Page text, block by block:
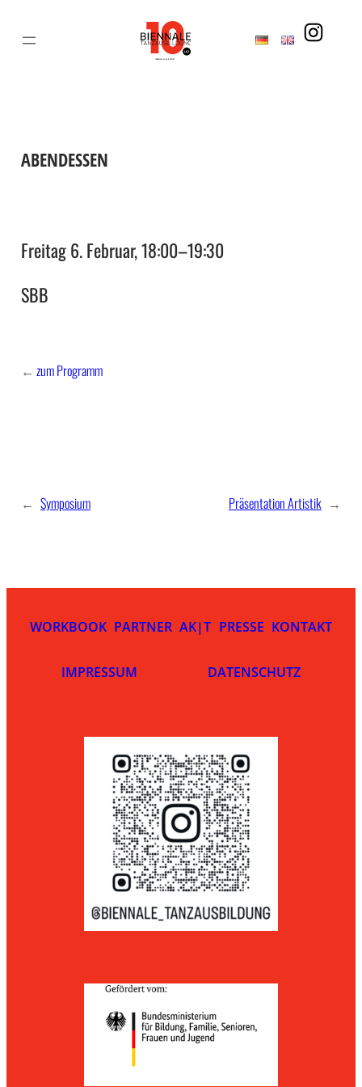
Inhalt
ABENDESSEN
Freitag 6. Februar, 18:00–19:30
SBB
← zum Programm
← Symposium Präsentation Artistik →
WORKBOOK PARTNER AK|T PRESSE KONTAKT
IMPRESSUM DATENSCHUTZ